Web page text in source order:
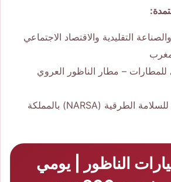
التقليدية والاقتصاد الاجتماعي
– مطار الناظور العروي
الوكالة الوطنية للسلامة الطرقية (NARSA) بالمملكة
الناظور | يومي